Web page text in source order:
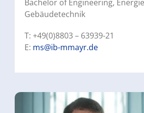
Bachelor of Engineering,
Gebäudetechnik
T: +49(0)8803 – 63939-21
E: ms@ib-mmayr.de